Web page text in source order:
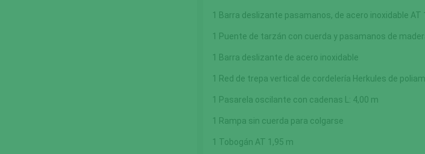
1 Barra deslizante pasamanos, de acero inoxidable AT
1 Puente de tarzán con cuerda y pasamanos de
1 Barra deslizante de acero inoxidable
1 Red de trepa vertical de cordelería Herkules de
1 Pasarela oscilante con cadenas L: 4,00 m
1 Rampa sin cuerda para colgarse
1 Tobogán AT 1,95 m